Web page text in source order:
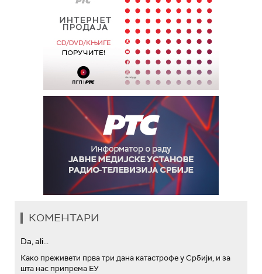
КОМЕНТАРИ
Da, ali...
Како преживети прва три дана катастрофе у Србији, и за
шта нас припрема ЕУ